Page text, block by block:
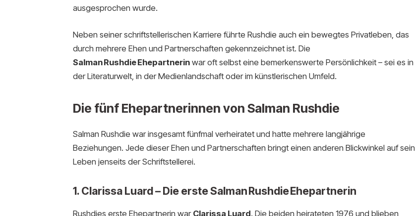
ausgesprochen wurde.
Neben seiner schriftstellerischen Karriere führte Rushdie auch ein bewegtes Privatleben, das
durch mehrere Ehen und Partnerschaften gekennzeichnet ist. Die
Salman Rushdie Ehepartnerinwar oft selbst eine bemerkenswerte Persönlichkeit – sei es in
der Literaturwelt, in der Medienlandschaft oder im künstlerischen Umfeld.
Die fünf Ehepartnerinnen von Salman Rushdie
Salman Rushdie war insgesamt fünfmal verheiratet und hatte mehrere langjährige
Beziehungen. Jede dieser Ehen und Partnerschaften bringt einen anderen Blickwinkel auf sein
Leben jenseits der Schriftstellerei.
1. Clarissa Luard – Die erste Salman Rushdie Ehepartnerin
Rushdies erste Ehepartnerin war Clarissa Luard. Die beiden heirateten 1976 und blieben